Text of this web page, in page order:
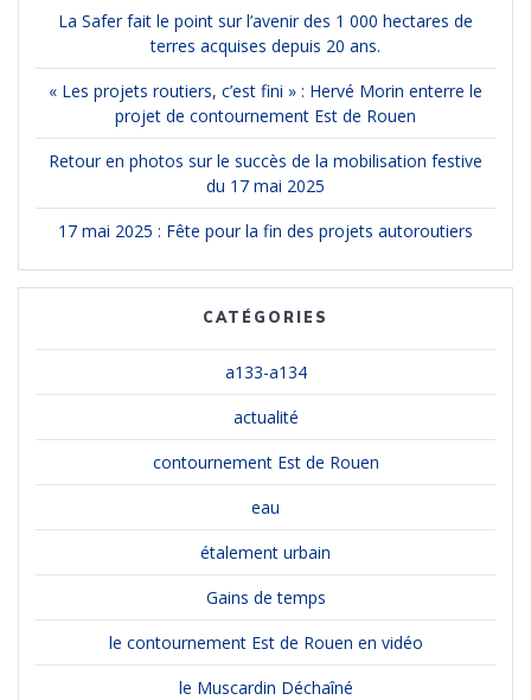
La Safer fait le point sur l’avenir des 1 000 hectares de
terres acquises depuis 20 ans.
« Les projets routiers, c’est fini » : Hervé Morin enterre le
projet de contournement Est de Rouen
Retour en photos sur le succès de la mobilisation festive
du 17 mai 2025
17 mai 2025 : Fête pour la fin des projets autoroutiers
CATÉGORIES
a133-a134
actualité
contournement Est de Rouen
eau
étalement urbain
Gains de temps
le contournement Est de Rouen en vidéo
le Muscardin Déchaîné